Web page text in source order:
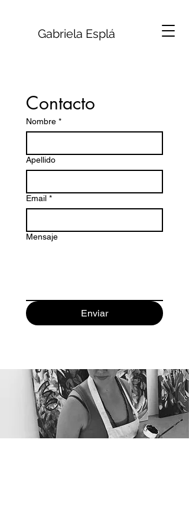
Gabriela Esplá
Contacto
Nombre *
Apellido
Email *
Mensaje
Enviar